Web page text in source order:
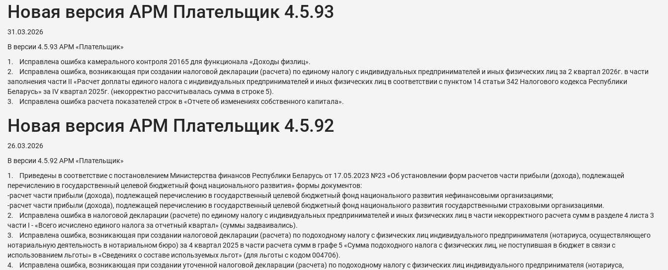
Новая версия АРМ Плательщик 4.5.93
31.03.2026
В версии 4.5.93 АРМ «Плательщик»
1. Исправлена ошибка камерального контроля 20165 для функционала «Доходы физлиц».
2. Исправлена ошибка, возникающая при создании налоговой декларации (расчета) по единому налогу с индивидуальных предпринимателей и иных физических лиц за 2 квартал 2026г. в части
заполнения части II «Расчет доплаты единого налога с индивидуальных предпринимателей и иных физических лиц в соответствии с пунктом 14 статьи 342 Налогового кодекса Республики
Беларусь» за IV квартал 2025г. (некорректно рассчитывалась сумма в строке 5).
3. Исправлена ошибка расчета показателей строк в «Отчете об изменениях собственного капитала».
Новая версия АРМ Плательщик 4.5.92
26.03.2026
В версии 4.5.92 АРМ «Плательщик»
1. Приведены в соответствие с постановлением Министерства финансов Республики Беларусь от 17.05.2023 №23 «Об установлении форм расчетов части прибыли (дохода), подлежащей
перечислению в государственный целевой бюджетный фонд национального развития» формы документов:
-расчет части прибыли (дохода), подлежащей перечислению в государственный целевой бюджетный фонд национального развития нефинансовыми организациями;
-расчет части прибыли (дохода), подлежащей перечислению в государственный целевой бюджетный фонд национального развития государственными страховыми организациями.
2. Исправлена ошибка в налоговой декларации (расчете) по единому налогу с индивидуальных предпринимателей и иных физических лиц в части некорректного расчета сумм в разделе 4 листа 3
части I - «Всего исчислено единого налога за отчетный квартал» (суммы задваивались).
3. Исправлена ошибка, возникающая при создании налоговой декларации (расчета) по подоходному налогу с физических лиц индивидуального предпринимателя (нотариуса, осуществляющего
нотариальную деятельность в нотариальном бюро) за 4 квартал 2025 в части расчета сумм в графе 5 «Сумма подоходного налога с физических лиц, не поступившая в бюджет в связи с
использованием льготы» в «Сведениях о составе используемых льгот» (для льготы с кодом 004706).
4. Исправлена ошибка, возникающая при создании уточенной налоговой декларации (расчета) по подоходному налогу с физических лиц индивидуального предпринимателя (нотариуса,